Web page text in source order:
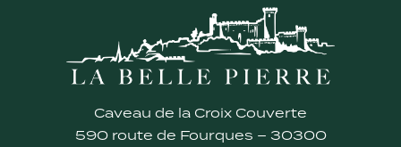
Caveau de la Croix Couverte
590 route de Fourques – 30300